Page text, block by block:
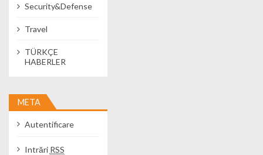
Security&Defense
Travel
TÜRKÇE
HABERLER
META
Autentificare
Intrări RSS